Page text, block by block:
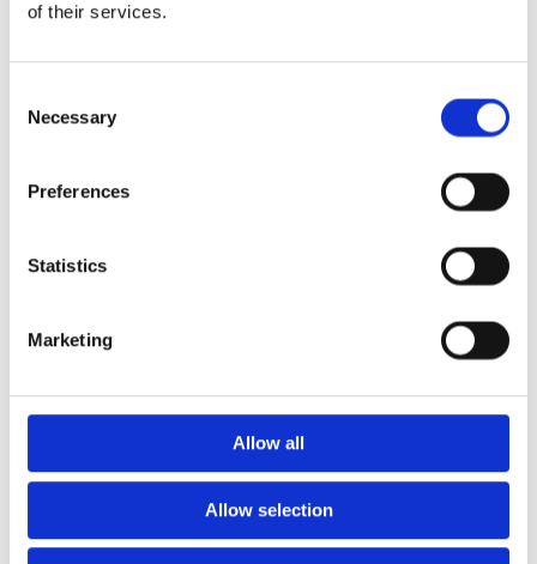
of their services.
Selection
Necessary
Preferences
Statistics
Marketing
Allow all
Allow selection
Euroflex gummistockar
Euroflex gräskantskydd
Euroflex kantprofil - olika
Euroflex hörnprofil - olika
Konstgräs
Corkeen
Euroflex förankring, tillbehör och
lim
Asfaltsmålning